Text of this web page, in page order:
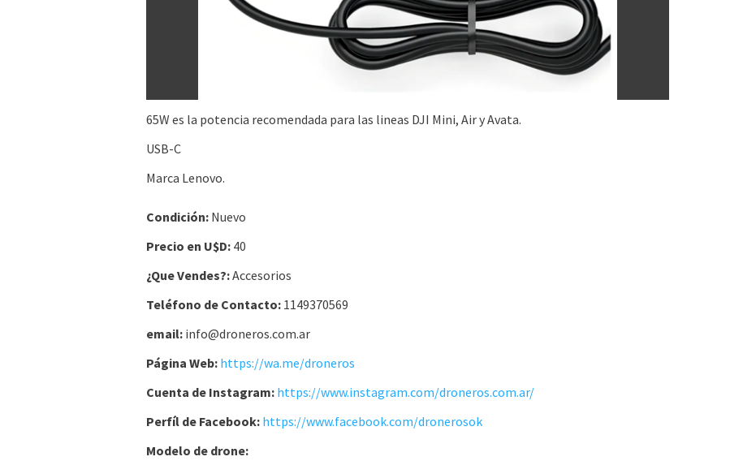
65W es la potencia recomendada para las lineas DJI Mini, Air y Avata.
USB-C
Marca Lenovo.
Condición: Nuevo
Precio en U$D: 40
¿Que Vendes?:Accesorios
Teléfono de Contacto: 1149370569
email: info@droneros.com.ar
Página Web: https://wa.me/droneros
Cuenta de Instagram: https://www.instagram.com/droneros.com.ar/
Perfíl de Facebook: https://www.facebook.com/dronerosok
Modelo de drone: